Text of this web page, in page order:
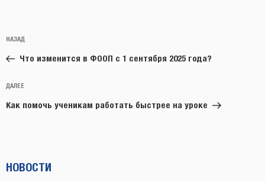
по
записям
Предыдущая
запись:
НАЗАД
Что изменится в ФООП с 1 сентября 2025 года?
Следующая
запись
ДАЛЕЕ
Как помочь ученикам работать быстрее на уроке
НОВОСТИ